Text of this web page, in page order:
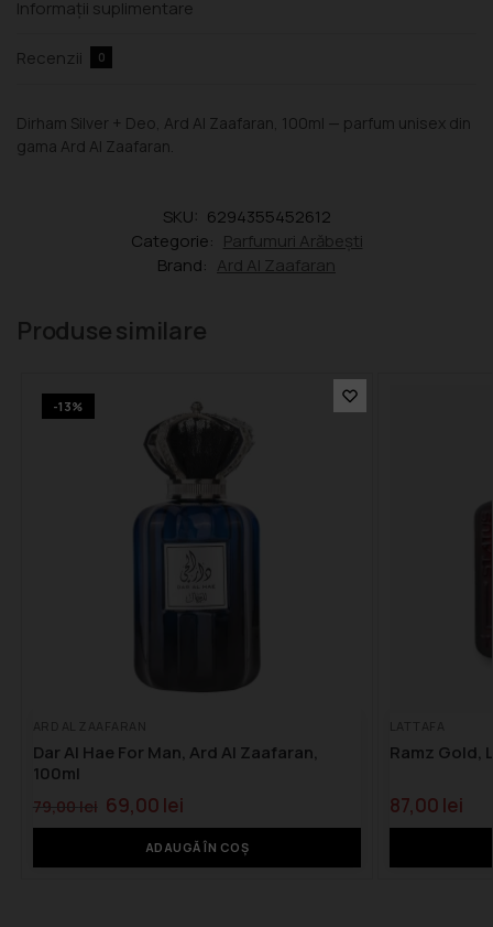
Informații suplimentare
Recenzii 0
Dirham Silver + Deo, Ard Al Zaafaran, 100ml — parfum unisex din
gama Ard Al Zaafaran.
SKU: 6294355452612
Categorie: Parfumuri Arăbești
Brand: Ard Al Zaafaran
Produse similare
-13%
Dar Al Hae For Man, Ard Al Zaafaran,
100ml
79,00 lei 69,00 lei
ADAUGĂ ÎN COȘ
Ramz Gold,
87,00 lei